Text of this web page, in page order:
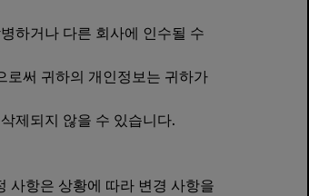
하거나 다른 회사에 인수될 수
로써 귀하의 개인정보는 귀하가
제되지 않을 수 있습니다.
사항은 상황에 따라 변경 사항을